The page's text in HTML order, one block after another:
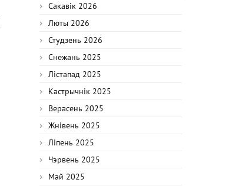
Сакавік 2026
Люты 2026
Студзень 2026
Снежань 2025
Лістапад 2025
Кастрычнік 2025
Верасень 2025
Жнівень 2025
Ліпень 2025
Чэрвень 2025
Май 2025